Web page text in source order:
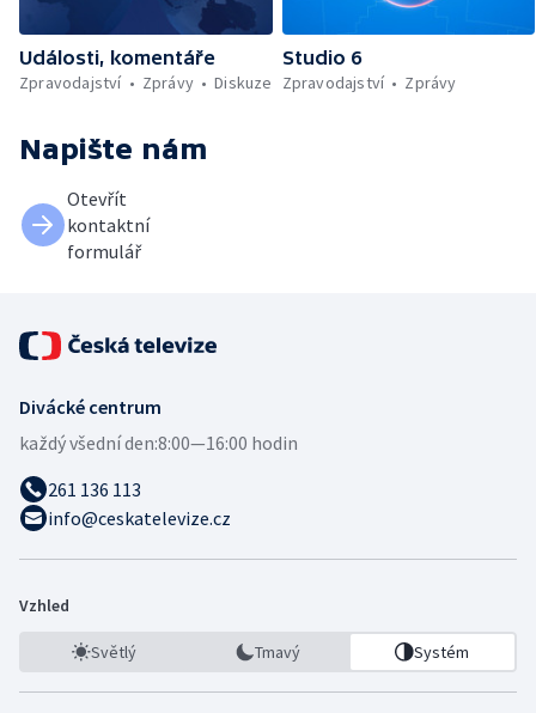
Události, komentáře
Zpravodajství
Zprávy Diskuze
Studio 6
Zpravodajství
Zprávy
Napište nám
Otevřít
kontaktní
formulář
Divácké centrum
každý všední den:8:00—16:00 hodin
261 136 113
info@ceskatelevize.cz
Vzhled
Světlý Tmavý Systém